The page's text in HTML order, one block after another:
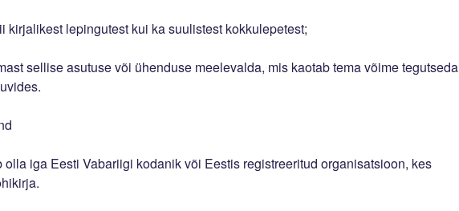
kirjalikest lepingutest kui ka suulistest kokkulepetest;
sellise asutuse või ühenduse meelevalda, mis kaotab tema võime tegutseda
iga Eesti Vabariigi kodanik või Eestis registreeritud organisatsioon, kes